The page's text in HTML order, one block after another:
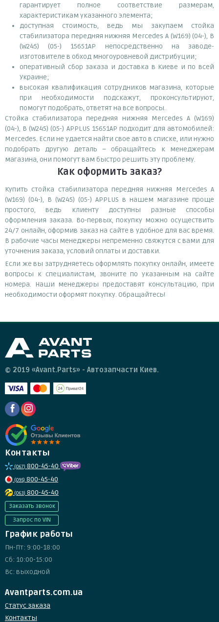
гарантирует полное соответствие размерам,
характеристикам указанного элемента;
доступная стоимость, ведь мы закупаем стойка
стабилизатора передняя нижняя Mercedes A (W169) (04-), B
(W245) (05-) 15651AP непосредственно на заводе-
изготовителе в обход многоуровневой дистрибуции;
оперативный сбор заказа и доставка в Киеве и по всей
Украине;
высокая квалификация сотрудников магазина, которые
при необходимости подскажут, проконсультируют,
помогут подобрать, ответят на все вопросы.
Стойка стабилизатора передняя нижняя Mercedes A (W169)
(04-), B (W245) (05-) APPLUS 15651AP подходит для автомобилей:
Mercedes. Если не удается найти свое авто в списке, или нужно
подобрать другую деталь – обращайтесь к менеджерам
магазина, они помогут вам быстро решить эту проблему.
Как оформить заказ?
Купить стойка стабилизатора передняя нижняя Mercedes A
(W169) (04-), B (W245) (05-) APPLUS в нашем магазине проще
простого, ведь клиенту доступны разные способы
оформления заказа. Во-первых, покупку можно осуществить
24/7 онлайн, оформив заказ на сайте в удобное для вас время.
В рабочие часы менеджеры непременно свяжутся с вами для
уточнения заказа, условий оплаты и доставки.
Если же вы затрудняетесь оформлять покупку онлайн, имеете
вопросы к специалистам, звоните по указанным на сайте
номера. Наши менеджеры предоставят консультацию, при
необходимости оформят покупку. Обращайтесь!
© 2019 «Avant.Parts» - Автозапчасти Киев.
Контакты
(067) 800-45-40
(095) 800-45-40
(063) 800-45-40
Заказать звонок
Запрос по VIN
График работы
Пн-Пт: 9:00-18:00
Сб: 10:00-15:00
Вс: выходной
Avantparts.com.ua
Статус заказа
Контакты